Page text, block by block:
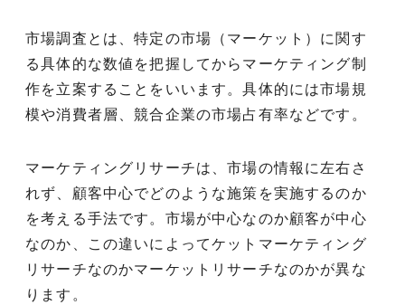
市場調査とは、特定の市場（マーケット）に関す
る具体的な数値を把握してからマーケティング制
作を立案することをいいます。具体的には市場規
模や消費者層、競合企業の市場占有率などです。
マーケティングリサーチは、市場の情報に左右さ
れず、顧客中心でどのような施策を実施するのか
を考える手法です。市場が中心なのか顧客が中心
なのか、この違いによってケットマーケティング
リサーチなのかマーケットリサーチなのかが異な
ります。